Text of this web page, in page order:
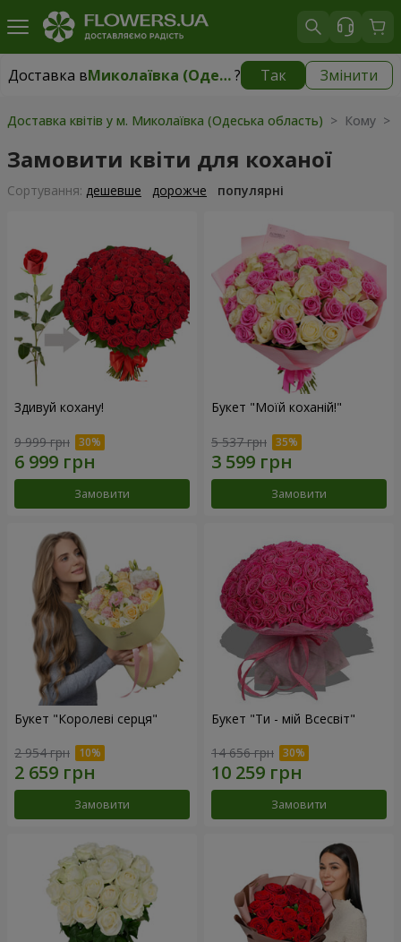
Доставка в Миколаївка (Одеська область)? Так Змінити
Доставка вМиколаївка (Одеська область) 2277 грн
Доставка квітів у м. Миколаївка (Одеська область) > Кому >
Замовити квіти для коханої
Сортування: дешевше дорожче популярні
Здивуй кохану!
9 999 грн
Замовити
Букет "Моїй коханій!"
5 537 грн
Замовити
Букет "Королеві серця"
2 954 грн
Замовити
Букет "Ти - мій Всесвіт"
14 656 грн
Замовити